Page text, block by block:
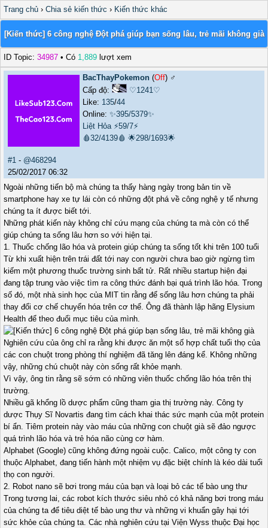
Trang chủ › Chia sẻ kiến thức › Kiến thức khác
[Kiến thức] 6 công nghệ Đột phá giúp bạn sống lâu, trẻ mãi không già
ID Topic: 34987 • Có 1,889 lượt xem
BacThayPokemon (Off) ♂️
Cấp độ:
♡1241♡
Like: 135/44
Online: ✨395/5379✨
Liệt Hỏa ⚡59/7⚡
🩸32/4139🩸 🌟298/1693🌟
#1 - @468294
25/02/2017 06:32
Ngoài những tiến bộ mà chúng ta thấy hàng ngày trong bản tin về
smartphone hay xe tự lái còn có những đột phá về công nghệ y tế nhưng
chúng ta ít được biết tới.
Những phát kiến này không chỉ cứu mạng của chúng ta mà còn có thể
giúp chúng ta sống lâu hơn so với hiện tại.
1. Thuốc chống lão hóa và protein giúp chúng ta sống tốt khi trên 100 tuổi
Từ khi xuất hiện trên trái đất tới nay con người chưa bao giờ ngừng tìm
kiếm một phương thuốc trường sinh bất tử. Rất nhiều startup hiện đại
đang tập trung vào việc tìm ra công thức đánh bại quá trình lão hóa. Trong
số đó, một nhà sinh học của MIT tin rằng để sống lâu hơn chúng ta phải
thay đổi cơ chế chuyển hóa trên cơ thể. Ông đã thành lập hãng Elysium
Health để theo đuổi mục tiêu của mình.
Nghiên cứu của ông chỉ ra rằng khi được ăn một số hợp chất tuổi thọ của
các con chuột trong phòng thí nghiệm đã tăng lên đáng kể. Không những
vậy, những chú chuột này còn sống rất khỏe mạnh.
Vì vậy, ông tin rằng sẽ sớm có những viên thuốc chống lão hóa trên thị
trường.
Nhiều gã khổng lồ dược phẩm cũng tham gia thị trường này. Công ty
dược Thụy Sĩ Novartis đang tìm cách khai thác sức mạnh của một protein
bí ẩn. Tiêm protein này vào máu của những con chuột già sẽ đảo ngược
quá trình lão hóa và trẻ hóa não cùng cơ hàm.
Alphabet (Google) cũng không đứng ngoài cuộc. Calico, một công ty con
thuộc Alphabet, đang tiến hành một nhiệm vụ đặc biệt chính là kéo dài tuổi
thọ con người.
2. Robot nano sẽ bơi trong máu của bạn và loại bỏ các tế bào ung thư
Trong tương lai, các robot kích thước siêu nhỏ có khả năng bơi trong máu
của chúng ta để tiêu diệt tế bào ung thư và những vi khuẩn gây hại tới
sức khỏe của chúng ta. Các nhà nghiên cứu tại Viện Wyss thuộc Đại học